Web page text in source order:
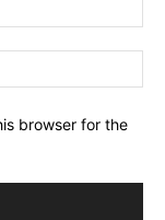
browser for the